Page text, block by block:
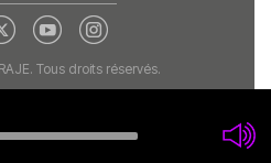
Tous droits réservés.